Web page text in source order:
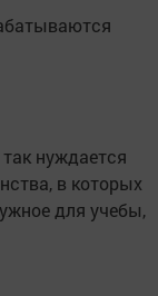
нуждается
в которых
для учебы,